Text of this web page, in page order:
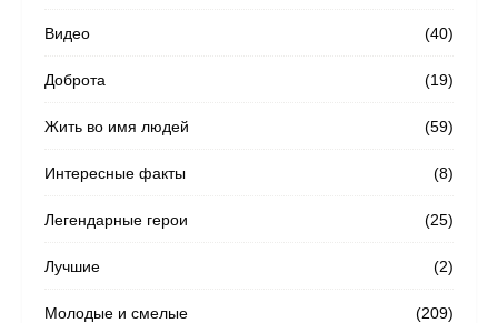
(40)
Видео
(19)
Доброта
(59)
Жить во имя людей
(8)
Интересные факты
(25)
Легендарные герои
(2)
Лучшие
(209)
Молодые и смелые